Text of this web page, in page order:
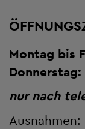
Montag bis
Donnerstag:
nur nach